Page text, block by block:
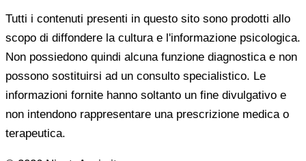
Tutti i contenuti presenti in questo sito sono prodotti allo
scopo di diffondere la cultura e l'informazione psicologica.
Non possiedono quindi alcuna funzione diagnostica e non
possono sostituirsi ad un consulto specialistico. Le
informazioni fornite hanno soltanto un fine divulgativo e
non intendono rappresentare una prescrizione medica o
terapeutica.